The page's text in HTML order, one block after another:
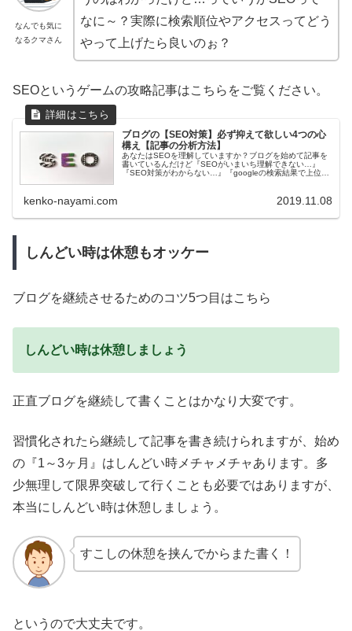
なんでも気に
なるクマさん
なに～？実際に検索順位やアクセスってどう
やって上げたら良いのぉ？
SEOというゲームの攻略記事はこちらをご覧ください。
ブログの【SEO対策】必ず抑えて欲しい4つの心
構え【記事の分析方法】
あなたはSEOを理解していますか？ブログを始めて記事を
書いているんだけど『SEOがいまいち理解できない…』
『SEO対策がわからない…』『googleの検索結果で上位を
kenko-nayami.com 2019.11.08
しんどい時は休憩もオッケー
ブログを継続させるためのコツ5つ目はこちら
しんどい時は休憩しましょう
正直ブログを継続して書くことはかなり大変です。
習慣化されたら継続して記事を書き続けられますが、始め
の『1～3ヶ月』はしんどい時メチャメチャあります。 多
少無理して限界突破して行くことも必要ではありますが、
本当にしんどい時は休憩しましょう。
すこしの休憩を挟んでからまた書く！
というので大丈夫です。